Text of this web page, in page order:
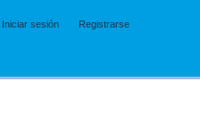
Iniciar sesión Registrarse